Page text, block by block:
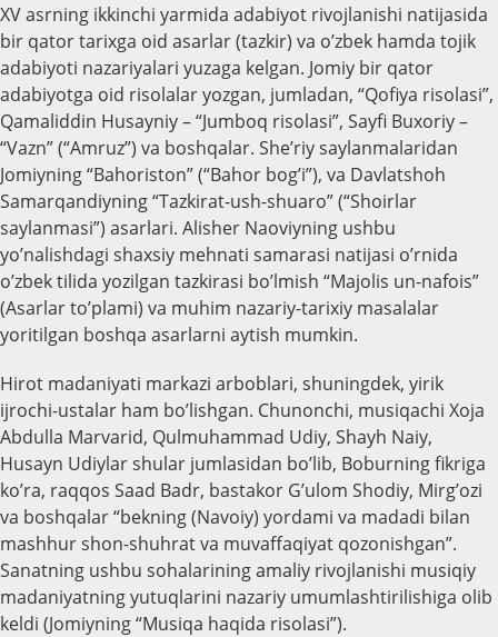
XV asrning ikkinchi yarmida adabiyot rivojlanishi natijasida
bir qator tarixga oid asarlar (tazkir) va o’zbek hamda tojik
adabiyoti nazariyalari yuzaga kelgan. Jomiy bir qator
adabiyotga oid risolalar yozgan, jumladan, “Qofiya risolasi”,
Qamaliddin Husayniy – “Jumboq risolasi”, Sayfi Buxoriy –
“Vazn” (“Amruz”) va boshqalar. She’riy saylanmalaridan
Jomiyning “Bahoriston” (“Bahor bog’i”), va Davlatshoh
Samarqandiyning “Tazkirat-ush-shuaro” (“Shoirlar
saylanmasi”) asarlari. Alisher Naoviyning ushbu
yo’nalishdagi shaxsiy mehnati samarasi natijasi o’rnida
o’zbek tilida yozilgan tazkirasi bo’lmish “Majolis un-nafois”
(Asarlar to’plami) va muhim nazariy-tarixiy masalalar
yoritilgan boshqa asarlarni aytish mumkin.
Hirot madaniyati markazi arboblari, shuningdek, yirik
ijrochi-ustalar ham bo’lishgan. Chunonchi, musiqachi Xoja
Abdulla Marvarid, Qulmuhammad Udiy, Shayh Naiy,
Husayn Udiylar shular jumlasidan bo’lib, Boburning fikriga
ko’ra, raqqos Saad Badr, bastakor G’ulom Shodiy, Mirg’ozi
va boshqalar “bekning (Navoiy) yordami va madadi bilan
mashhur shon-shuhrat va muvaffaqiyat qozonishgan”.
Sanatning ushbu sohalarining amaliy rivojlanishi musiqiy
madaniyatning yutuqlarini nazariy umumlashtirilishiga olib
keldi (Jomiyning “Musiqa haqida risolasi”).